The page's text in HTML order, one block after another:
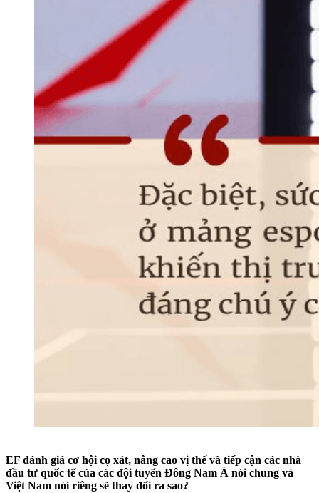
EF đánh giá cơ hội cọ xát, nâng cao vị thế và tiếp cận các nhà
đầu tư quốc tế của các đội tuyển Đông Nam Á nói chung và
Việt Nam nói riêng sẽ thay đổi ra sao?